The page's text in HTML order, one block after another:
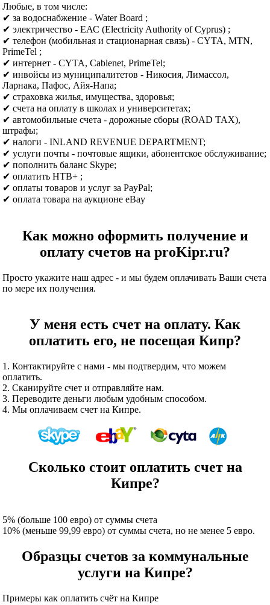
Любые, в том числе:
✔ за водоснабжение - Water Board ;
✔ электричество - ЕАС (Electricity Authority of Cyprus) ;
✔ телефон (мобильная и стационарная связь) - CYTA, MTN,
PrimeTel ;
✔ интернет - CYTA, Cablenet, PrimeTel;
✔ инвойсы из муниципалитетов - Никосия, Лимассол,
Ларнака, Пафос, Айя-Напа;
✔ страховка жилья, имущества, здоровья;
✔ счета на оплату в школах и университетах;
✔ автомобильные счета - дорожные сборы (ROAD TAX),
штрафы;
✔ налоги - INLAND REVENUE DEPARTMENT;
✔ услуги почты - почтовые ящики, абонентское обслуживание;
✔ пополнить баланс Skype;
✔ оплатить НТВ+ ;
✔ оплаты товаров и услуг за PayPal;
✔ оплата товара на аукционе eBay
Как можно оформить получение и
оплату счетов на proKipr.ru?
Просто укажите наш адрес - и мы будем оплачивать Ваши счета
по мере их получения.
У меня есть счет на оплату. Как
оплатить его, не посещая Кипр?
1. Контактируйте с нами - мы подтвердим, что можем
оплатить.
2. Сканируйте счет и отправляйте нам.
3. Переводите деньги любым удобным способом.
4. Мы оплачиваем счет на Кипре.
Сколько стоит оплатить счет на
Кипре?
5% (больше 100 евро) от суммы счета
10% (меньше 99,99 евро) от суммы счета, но не менее 5 евро.
Образцы счетов за коммунальные
услуги на Кипре?
Примеры как оплатить счёт на Кипре